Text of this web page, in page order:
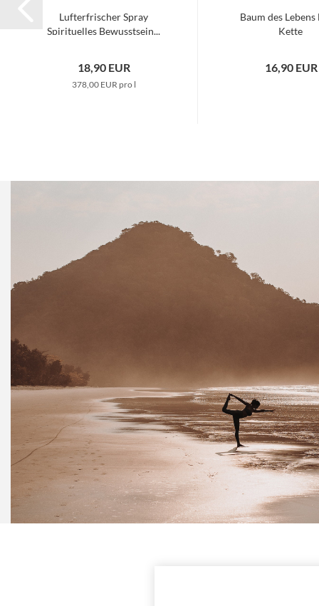
Lufterfrischer Spray
Spirituelles Bewusstsein...
18,90 EUR
378,00 EUR pro l
Baum des
Kette
16,90 EUR